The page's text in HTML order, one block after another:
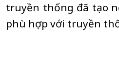
truyền thống đã tạo
phù hợp với truyền